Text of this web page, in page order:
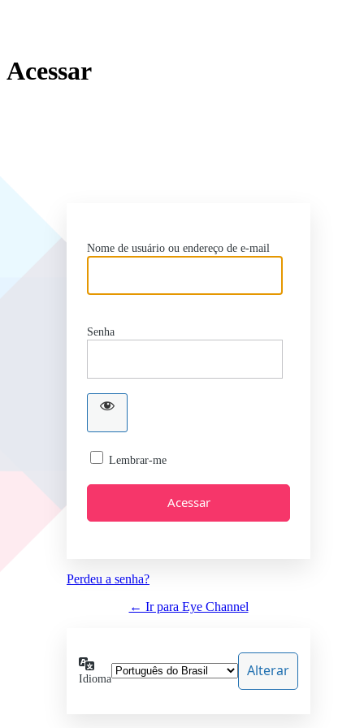
Acessar
Nome de usuário ou endereço de e-mail
Senha
Lembrar-me
Perdeu a senha?
← Ir para Eye Channel
Idioma